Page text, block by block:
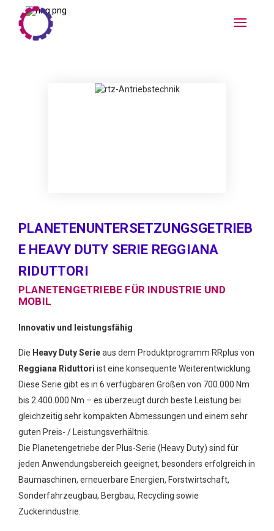
PLANETENUNTERSETZUNGSGETRIEB
E HEAVY DUTY SERIE REGGIANA
RIDUTTORI
PLANETENGETRIEBE FÜR INDUSTRIE UND
MOBIL
Innovativ und leistungsfähig
Die Heavy Duty Serieaus dem Produktprogramm RRplus von
Reggiana Riduttori ist eine konsequente Weiterentwicklung.
Diese Serie gibt es in 6 verfügbaren Größen von 700.000 Nm
bis 2.400.000 Nm – es überzeugt durch beste Leistung bei
gleichzeitig sehr kompakten Abmessungen und einem sehr
guten Preis- / Leistungsverhältnis.
Die Planetengetriebe der Plus-Serie (Heavy Duty) sind für
jeden Anwendungsbereich geeignet, besonders erfolgreich in
Baumaschinen, erneuerbare Energien, Forstwirtschaft,
Sonderfahrzeugbau, Bergbau, Recycling sowie
Zuckerindustrie.